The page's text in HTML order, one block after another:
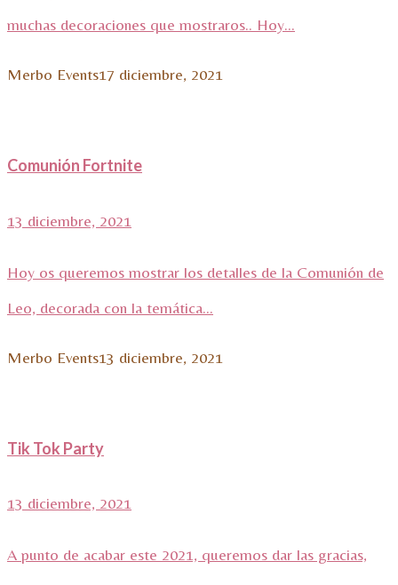
muchas decoraciones que mostraros.. Hoy...
Merbo Events17 diciembre, 2021
Comunión Fortnite
13 diciembre, 2021
Hoy os queremos mostrar los detalles de la Comunión de
Leo, decorada con la temática...
Merbo Events13 diciembre, 2021
Tik Tok Party
13 diciembre, 2021
A punto de acabar este 2021, queremos dar las gracias,